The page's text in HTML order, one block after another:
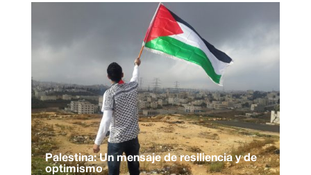
Palestina: Un mensaje de resiliencia y de
optimismo